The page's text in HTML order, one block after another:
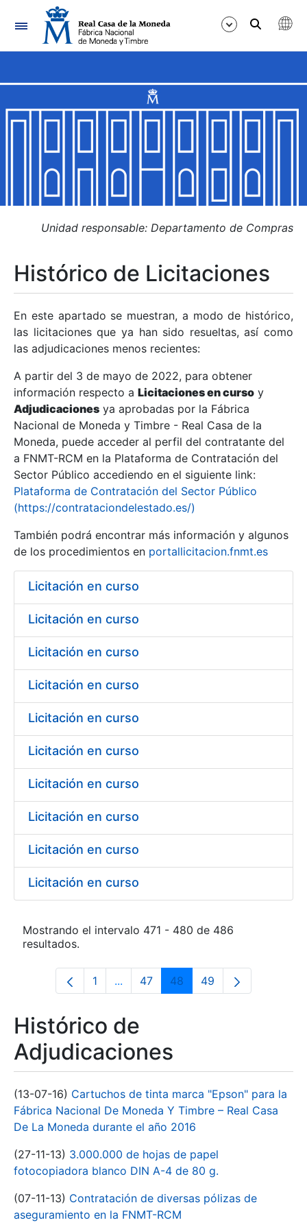
Navegación
Mostrar/Ocultar
Mostrar/Ocultar
Mostrar/Ocultar
Mostrar/Ocultar
Mostrar/Ocultar
Mostrar/Ocultar
Unidad responsable: Departamento de Compras
Histórico de Licitaciones
En este apartado se muestran, a modo de histórico,
las licitaciones que ya han sido resueltas, así como
las adjudicaciones menos recientes:
A partir del 3 de mayo de 2022, para obtener
información respecto a Licitaciones en curso y
Adjudicaciones ya aprobadas por la Fábrica
Nacional de Moneda y Timbre - Real Casa de la
Moneda, puede acceder al perfil del contratante del
a FNMT-RCM en la Plataforma de Contratación del
Sector Público accediendo en el siguiente link:
Plataforma de Contratación del Sector Público
(https://contrataciondelestado.es/)
También podrá encontrar más información y algunos
de los procedimientos en portallicitacion.fnmt.es
Licitación en curso
Licitación en curso
Licitación en curso
Licitación en curso
Licitación en curso
Licitación en curso
Licitación en curso
Licitación en curso
Licitación en curso
Licitación en curso
Mostrando el intervalo 471 - 480 de 486
resultados.
Página
1 ...Páginas intermedias Use TAB para
Página
47 Página
48 Página
49
Histórico de
Adjudicaciones
(13-07-16) Cartuchos de tinta marca "Epson" para la
Fábrica Nacional De Moneda Y Timbre – Real Casa
De La Moneda durante el año 2016
(27-11-13) 3.000.000 de hojas de papel
fotocopiadora blanco DIN A-4 de 80 g.
(07-11-13) Contratación de diversas pólizas de
aseguramiento en la FNMT-RCM